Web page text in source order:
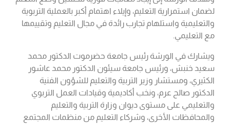
لضمان استمرارية التعليم، وإيلاء اهتمام أكبر بالعملية التربوية
والتعليمية واستلهام تجارب رائدة في مجال التعليم وتقييمها
مع التعليمي.
ويشارك في الورشة رئيس جامعة حضرموت الدكتور محمد
سعيد خنبش، ورئيس جامعة سيئون الدكتور محمد عاشور
الكثيري، ومستشار وزير التربية والتعليم للشؤون الفنية
الدكتور صالح عرم، ونخب أكاديمية وقيادات العمل التربوي
والتعليمي على مستوى ديوان وزارة التربية والتعليم
والمحافظات الأخرى، وشركاء التعليم من منظمات المجتمع